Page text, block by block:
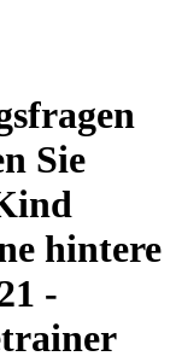
Sie
hintere
-